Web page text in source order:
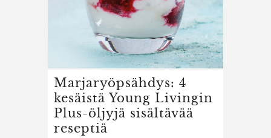
Marjaryöpsähdys: 4
kesäistä Young Livingin
Plus-öljyjä sisältävää
reseptiä